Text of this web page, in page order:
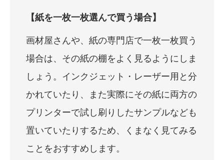
【紙を一枚一枚選んで買う場合】
画材屋さんや、紙の専門店で一枚一枚買う
場合は、その紙の棚をよく見るようにしま
しょう。インクジェット・レーザー用と分
かれていたり、また実際にその紙に両方の
プリンターで試し刷りしたサンプルなども
置いていたりするため、くまなく見てみる
ことをおすすめします。